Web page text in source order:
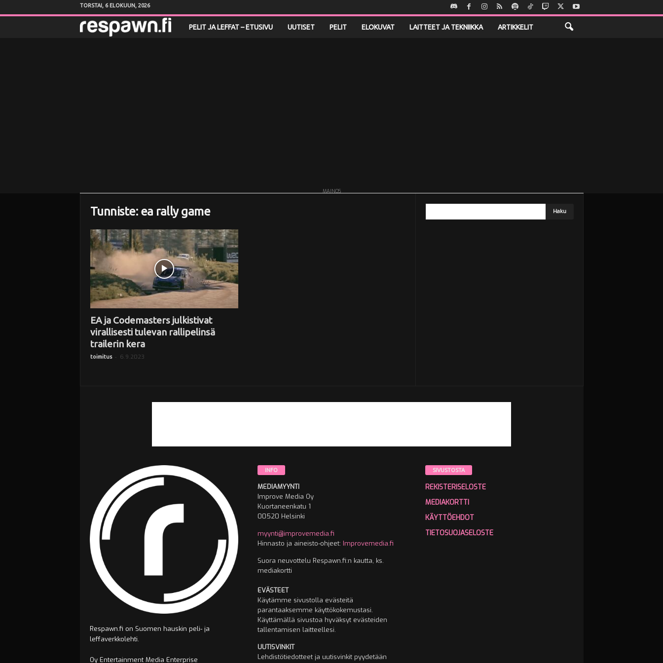
TORSTAI, 6 ELOKUUN, 2026
PELIT JA LEFFAT – ETUSIVU UUTISET PELIT ELOKUVAT LAITTEET JA TEKNIIKKA ARTIKKELIT
MAINOS
Tunniste: ea rally game
EA ja Codemasters julkistivat
virallisesti tulevan rallipelinsä
trailerin kera
toimitus - 6.9.2023
Respawn.fi on Suomen hauskin peli- ja
leffaverkkolehti.
Oy Entertainment Media Enterprise
INFO
MEDIAMYYNTI
Improve Media Oy
Kuortaneenkatu 1
00520 Helsinki
myynti@improvemedia.fi
Hinnasto ja aineisto-ohjeet: Improvemedia.fi
Suora neuvottelu Respawn.fi:n kautta, ks.
mediakortti
EVÄSTEET
Käytämme sivustolla evästeitä
parantaaksemme käyttökokemustasi.
Käyttämällä sivustoa hyväksyt evästeiden
tallentamisen laitteellesi.
UUTISVINKIT
Lehdistötiedotteet ja uutisvinkit pyydetään
SIVUSTOSTA
REKISTERISELOSTE
MEDIAKORTTI
KÄYTTÖEHDOT
TIETOSUOJASELOSTE